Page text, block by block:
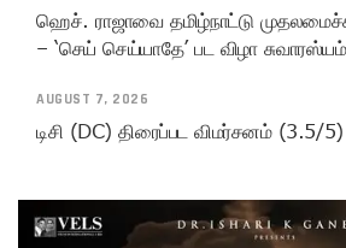
ஹெச். ராஜாவை தமிழ்நாட்டு
– ‘செய் செய்யாதே’ பட விழா சுவாரஸ்யம்
AUGUST 7, 2026
டிசி (DC) திரைப்பட விமர்சனம் (3.5/5)